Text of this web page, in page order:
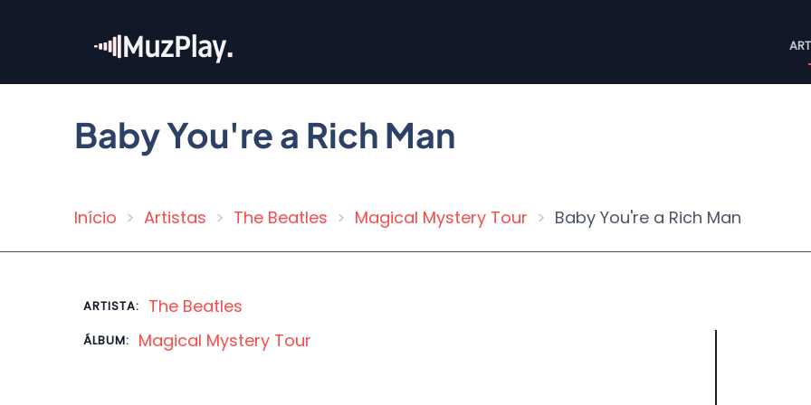
conteúdo
Baby You're a Rich Man
Trilha
navegação
Início Artistas The Beatles Magical Mystery Tour Baby You're a Rich Man
ARTISTA: The Beatles
ÁLBUM: Magical Mystery Tour